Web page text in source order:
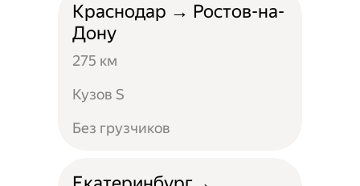
Краснодар → Ростов-на-
Дону
275 км
Кузов S
Без грузчиков